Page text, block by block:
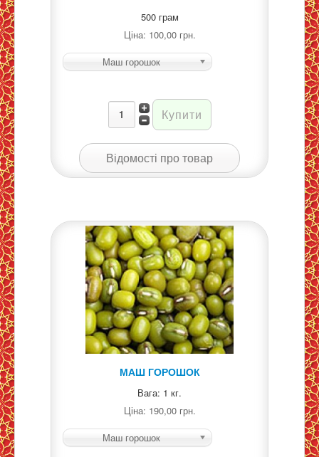
500 грам
Ціна: 100,00 грн.
Маш горошок
Відомості про товар
МАШ ГОРОШОК
Вага: 1 кг.
Ціна: 190,00 грн.
Маш горошок